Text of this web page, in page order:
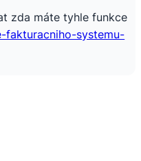
zda máte tyhle funkce
fakturacniho-systemu-